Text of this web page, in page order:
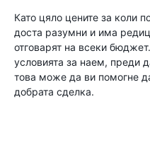
Като цяло цените за коли
доста разумни и има
отговарят на всеки
условията за наем, преди
това може да ви помогне
добрата сделка.